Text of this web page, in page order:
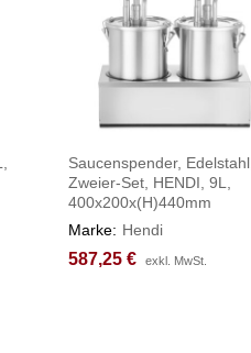
Saucenspender, Edelstahl,
Zweier-Set, HENDI, 9L,
400x200x(H)440mm
Marke: Hendi
587,25 € exkl. MwSt.
587,25 € exkl. MwSt.